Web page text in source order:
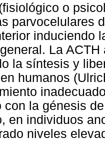
o
parvocelulares
induciendo
La
la síntesis y
humanos
con la génesis
en individuos
niveles